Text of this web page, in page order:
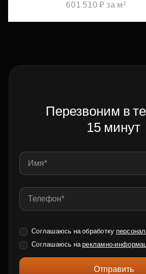
601 510 ₽ за м²
Перезвоним в
15 минут
Соглашаюсь на обработку
Соглашаюсь нарекламно-
Отправить